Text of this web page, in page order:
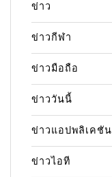
ข่าว
ข่าวกีฬา
ข่าวมือถือ
ข่าววันนี้
ข่าวแอปพลิเคชัน
ข่าวไอที